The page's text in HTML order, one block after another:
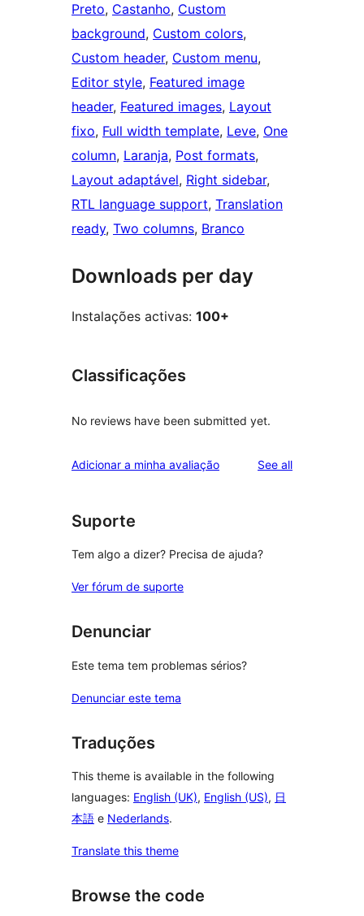
Preto, Castanho, Custom
background, Custom colors
Custom header, Custom menu
Editor style, Featured image
header, Featured images, Layout
fixo, Full width template, Leve, One
column, Laranja, Post formats
Layout adaptável, Right sidebar
RTL language support, Translation
ready, Two columns, Branco
Downloads per day
Instalações activas: 100+
Classificações
No reviews have been submitted yet.
Adicionar a minha avaliação See allreviews
Suporte
Tem algo a dizer? Precisa de ajuda?
Ver fórum de suporte
Denunciar
Este tema tem problemas sérios?
Denunciar este tema
Traduções
This theme is available in the following
languages: English (UK), English (US), 日
本語 e Nederlands.
Translate this theme
Browse the code